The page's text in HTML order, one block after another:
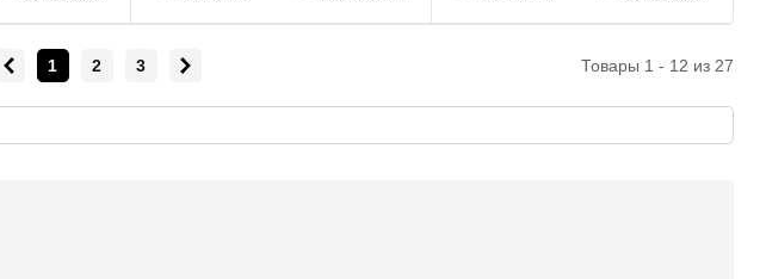
Товары 1 - 12 из 27
1 2 3